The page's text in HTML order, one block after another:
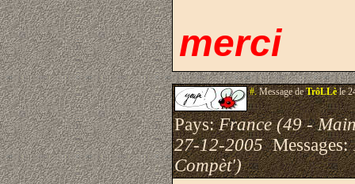
merci
#.Message deTrôLLèle
Pays:France (49 -
27-12-2005Messages:
Compèt')